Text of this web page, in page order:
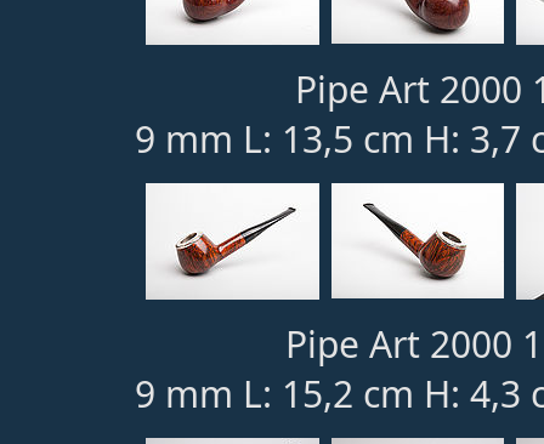
Pipe Art 2000
9 mm L: 13,5 cm H: 3,7
Pipe Art 2000
9 mm L: 15,2 cm H: 4,3